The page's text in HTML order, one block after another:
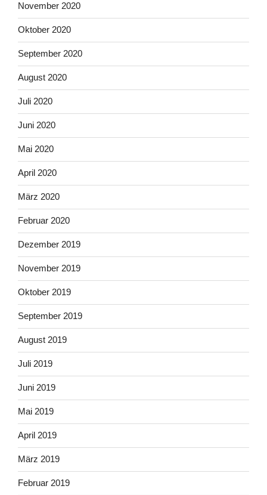
November 2020
Oktober 2020
September 2020
August 2020
Juli 2020
Juni 2020
Mai 2020
April 2020
März 2020
Februar 2020
Dezember 2019
November 2019
Oktober 2019
September 2019
August 2019
Juli 2019
Juni 2019
Mai 2019
April 2019
März 2019
Februar 2019